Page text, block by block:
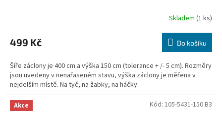
Skladem (1 ks)
499 Kč Do košíku
Šíře záclony je 400 cm a výška 150 cm (tolerance + /- 5 cm). Rozměry
jsou uvedeny v nenařaseném stavu, výška záclony je měřena v
nejdelším místě. Na tyč, na žabky, na háčky
Akce
Kód: 105-5431-150 B3